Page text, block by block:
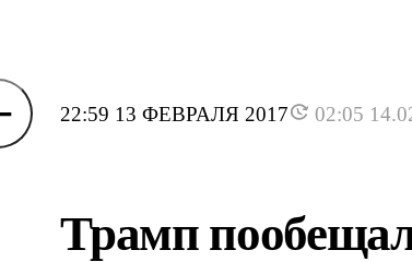
22:59 13 ФЕВРАЛЯ 2017 02:05
Трамп